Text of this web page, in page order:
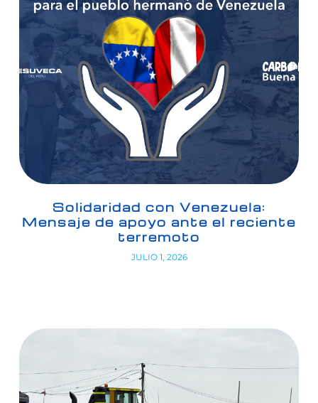
Solidaridad con Venezuela:
Mensaje de apoyo ante el reciente
terremoto
JULIO 1, 2026